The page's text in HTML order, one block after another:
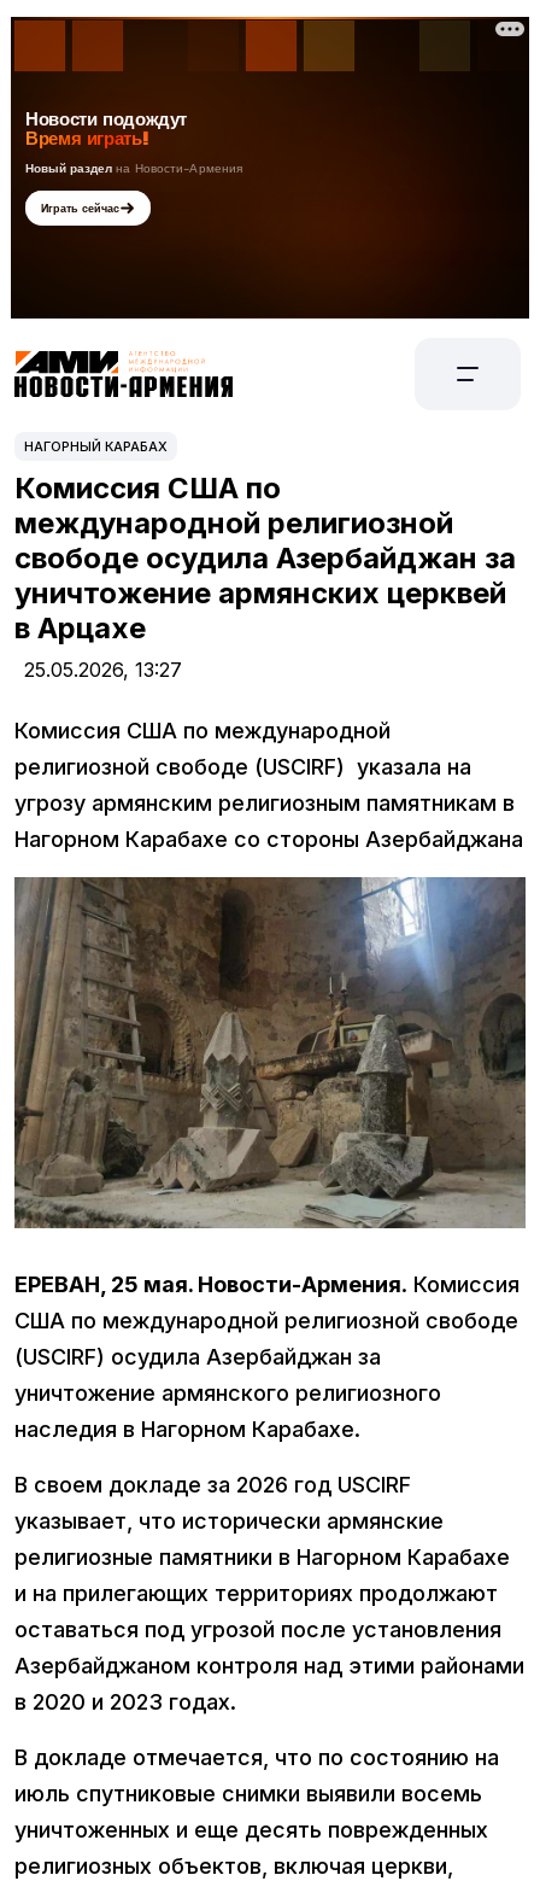
НАГОРНЫЙ КАРАБАХ
Комиссия США по
международной религиозной
свободе осудила Азербайджан за
уничтожение армянских церквей
в Арцахе
25.05.2026, 13:27
Комиссия США по международной
религиозной свободе (USCIRF) указала на
угрозу армянским религиозным памятникам в
Нагорном Карабахе со стороны Азербайджана
ЕРЕВАН, 25 мая. Новости-Армения. Комиссия
США по международной религиозной свободе
(USCIRF) осудила Азербайджан за
уничтожение армянского религиозного
наследия в Нагорном Карабахе.
В своем докладе за 2026 год USCIRF
указывает, что исторически армянские
религиозные памятники в Нагорном Карабахе
и на прилегающих территориях продолжают
оставаться под угрозой после установления
Азербайджаном контроля над этими районами
в 2020 и 2023 годах.
В докладе отмечается, что по состоянию на
июль спутниковые снимки выявили восемь
уничтоженных и еще десять поврежденных
религиозных объектов, включая церкви,